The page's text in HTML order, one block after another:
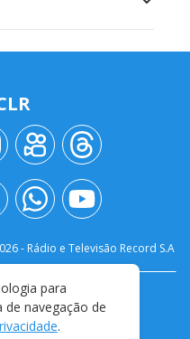
- Rádio e Televisão Record S.A
PRIVACIDADE
DE USO
para
de navegação de
.